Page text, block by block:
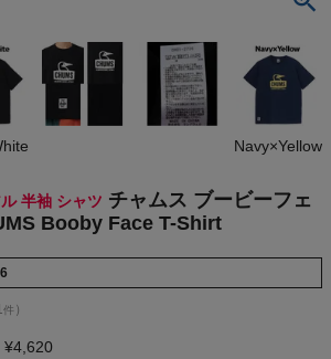
る
ア
Navy×Yellow
半袖 シャツ チャムス ブービーフェ
Booby Face T-Shirt
件 ）
¥4,620